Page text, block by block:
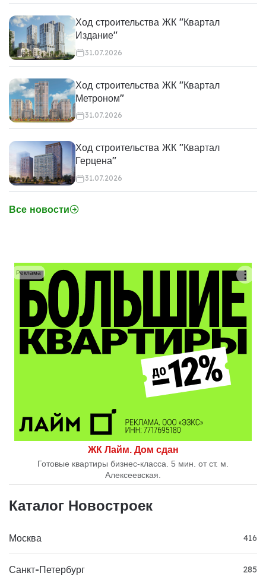
Ход строительства ЖК "Квартал
Издание"
31.07.2026
Ход строительства ЖК "Квартал
Метроном"
31.07.2026
Ход строительства ЖК "Квартал
Герцена"
31.07.2026
Все новости
ЖК Лайм. Дом сдан
Готовые квартиры бизнес-класса. 5 мин. от ст. м.
Алексеевская.
Реклама
Каталог Новостроек
Москва 416
Санкт-Петербург 285